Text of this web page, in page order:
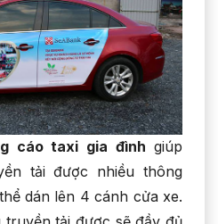
cáo taxi gia đình giúp
tải được nhiều thông
dán lên 4 cánh cửa xe.